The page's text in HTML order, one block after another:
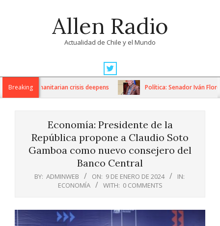
Allen Radio
Actualidad de Chile y el Mundo
Navigation
MenuBreaking
as humanitarian crisis deepens Política: Senador Iván Flores
Economía: Presidente de la
República propone a Claudio Soto
Gamboa como nuevo consejero del
Banco Central
BY: ADMINWEB ON: 9 DE ENERO DE 2024
IN:
ECONOMÍA
WITH: 0 COMMENTS